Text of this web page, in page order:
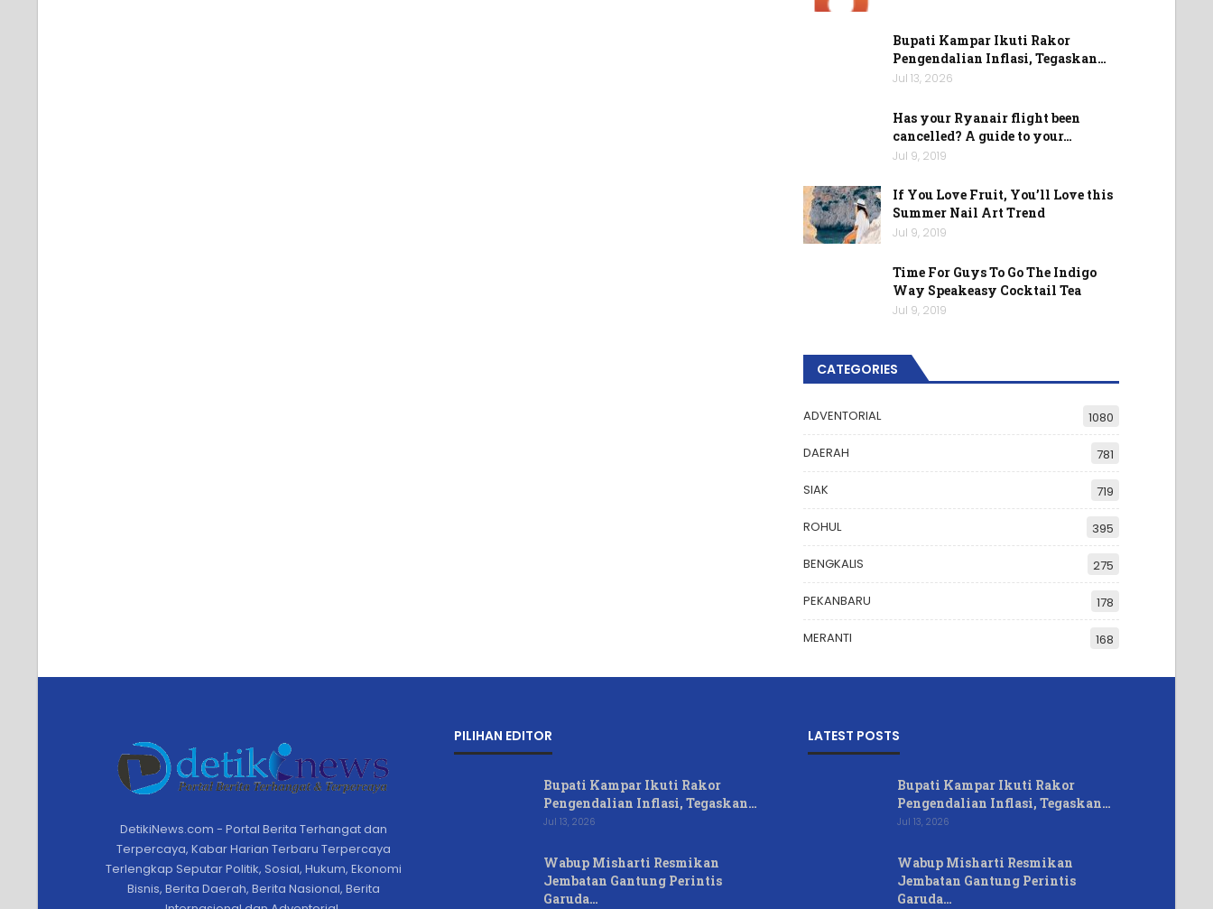
Bupati Kampar Ikuti Rakor
Pengendalian Inflasi, Tegaskan…
Jul 13, 2026
Has your Ryanair flight been
cancelled? A guide to your…
Jul 9, 2019
If You Love Fruit, You’ll Love this
Summer Nail Art Trend
Jul 9, 2019
Time For Guys To Go The Indigo
Way Speakeasy Cocktail Tea
Jul 9, 2019
CATEGORIES
ADVENTORIAL 1080
DAERAH 781
SIAK 719
ROHUL 395
BENGKALIS 275
PEKANBARU 178
MERANTI 168
DetikiNews.com - Portal Berita Terhangat dan
Terpercaya, Kabar Harian Terbaru Terpercaya
Terlengkap Seputar Politik, Sosial, Hukum, Ekonomi
Bisnis, Berita Daerah, Berita Nasional, Berita
PILIHAN EDITOR
Bupati Kampar Ikuti Rakor
Pengendalian Inflasi, Tegaskan…
Jul 13, 2026
Wabup Misharti Resmikan
Jembatan Gantung Perintis
Garuda…
LATEST POSTS
Bupati Kampar Ikuti Rakor
Pengendalian Inflasi, Tegaskan…
Jul 13, 2026
Wabup Misharti Resmikan
Jembatan Gantung Perintis
Garuda…